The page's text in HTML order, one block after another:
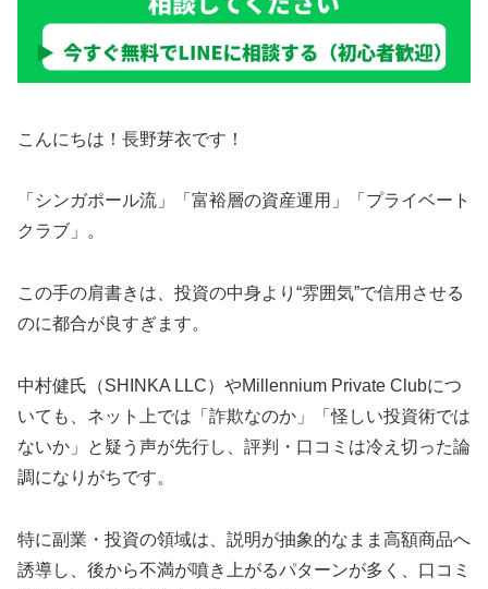
こんにちは！長野芽衣です！
「シンガポール流」「富裕層の資産運用」「プライベート
クラブ」。
この手の肩書きは、投資の中身より“雰囲気”で信用させる
のに都合が良すぎます。
中村健氏（SHINKA LLC）やMillennium Private Clubにつ
いても、ネット上では「詐欺なのか」「怪しい投資術では
ないか」と疑う声が先行し、評判・口コミは冷え切った論
調になりがちです。
特に副業・投資の領域は、説明が抽象的なまま高額商品へ
誘導し、後から不満が噴き上がるパターンが多く、口コミ